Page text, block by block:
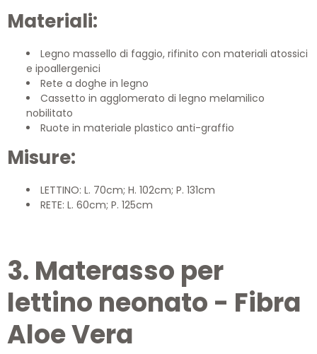
Materiali:
Legno massello di faggio, rifinito con materiali atossici
e ipoallergenici
Rete a doghe in legno
Cassetto in agglomerato di legno melamilico
nobilitato
Ruote in materiale plastico anti-graffio
Misure:
LETTINO: L. 70cm; H. 102cm; P. 131cm
RETE: L. 60cm; P. 125cm
3. Materasso per
lettino neonato - Fibra
Aloe Vera